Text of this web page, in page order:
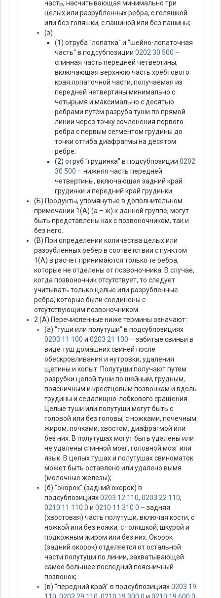
часть, насчитывающая минимально три
целых или разрубленных ребра, с голяшкой
или без голяшки, с пашиной или без пашины;
(з)
(1) отруба "лопатка" и "шейно-лопаточная
часть" в подсубпозиции 0202 30 500 –
спинная часть передней четвертины,
включающая верхнюю часть хребтового
края лопаточной части, получаемая из
передней четвертины минимально с
четырьмя и максимально с десятью
ребрами путем разруба туши по прямой
линии через точку сочленения первого
ребра с первым сегментом грудины до
точки отгиба диафрагмы на десятом
ребре;
(2) отруб "грудинка" в подсубпозиции 0202
30 500 – нижняя часть передней
четвертины, включающая задний край
грудинки и передний край грудинки.
(Б) Продукты, упомянутые в дополнительном
примечании 1(А) (а – ж) к данной группе, могут
быть представлены как с позвоночником, так и
без него.
(В) При определении количества целых или
разрубленных ребер в соответствии с пунктом
1(А) в расчет принимаются только те ребра,
которые не отделены от позвоночника. В случае,
когда позвоночник отсутствует, то следует
учитывать только целые или разрубленные
ребра, которые были соединены с
отсутствующим позвоночником.
2 (А) Перечисленные ниже термины означают:
(а) "туши или полутуши" в подсубпозициях
0203 11 100 и 0203 21 100 – забитые свиньи в
виде туш домашних свиней после
обескровливания и нутровки, удаления
щетины и копыт. Полутуши получают путем
разрубки целой туши по шейным, грудным,
поясничным и крестцовым позвонкам и вдоль
грудины и седалищно-лобкового сращения.
Целые туши или полутуши могут быть с
головой или без головы, с ножками, почечным
жиром, почками, хвостом, диафрагмой или
без них. В полутушах могут быть удалены или
не удалены спинной мозг, головной мозг или
язык. В целых тушах и полутушах свиноматок
может быть оставлено или удалено вымя
(молочные железы);
(б) "окорок" (задний окорок) в
подсубпозициях0203 12 110, 0203 22 110,
0210 11 110 0 и 0210 11 310 0 – задняя
(хвостовая) часть полутуши, включая кости, с
ножкой или без ножки, с голяшкой, шкурой и
подкожным жиром или без них. Окорок
(задний окорок) отделяется от остальной
части полутуши по линии, захватывающей
самое большее последний поясничный
позвонок;
(в) "передний край" в подсубпозициях0203 19